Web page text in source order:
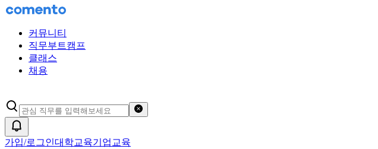
커뮤니티
직무부트캠프
클래스
채용
가입/로그인대학교육기업교육